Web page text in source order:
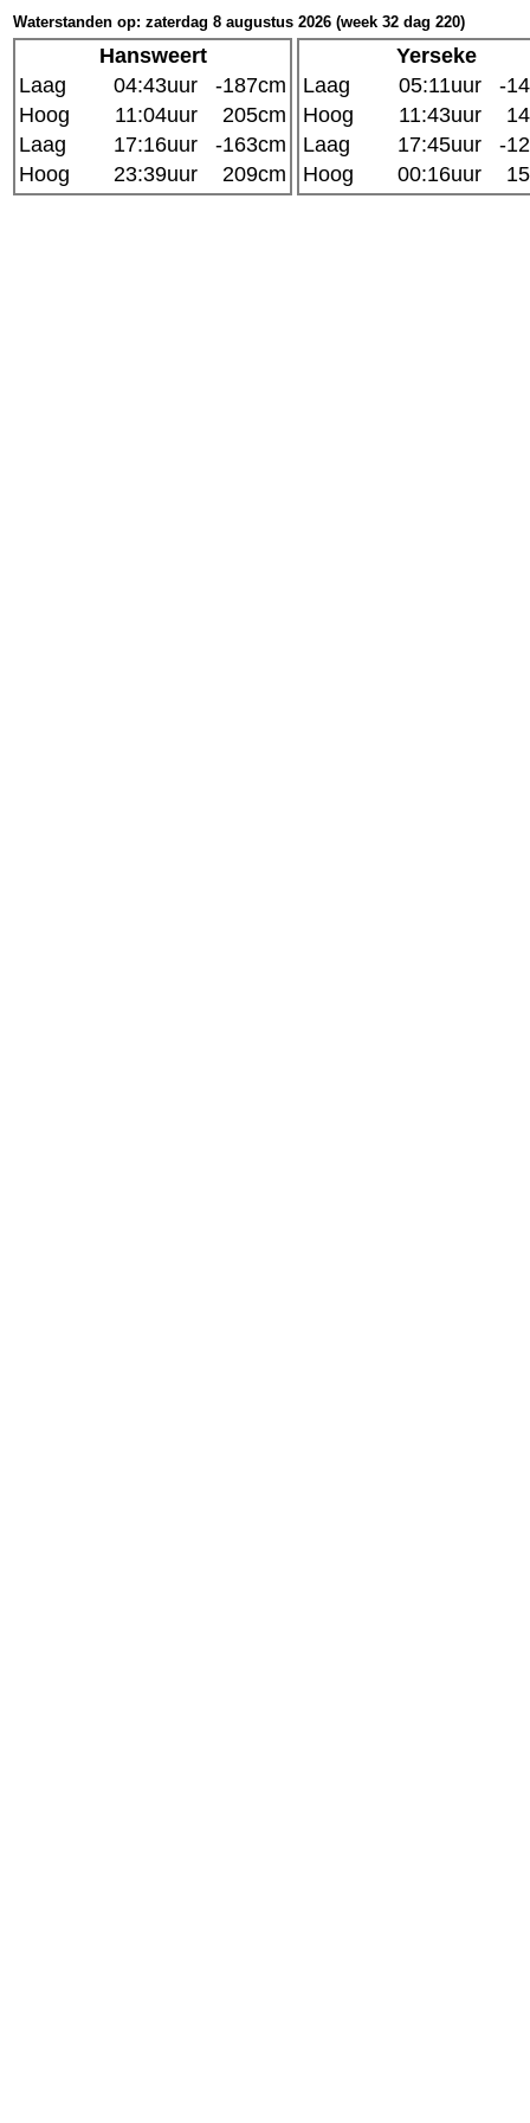
Waterstanden op: zaterdag 8 augustus 2026 (week 32 dag 220)
Hansweert
Laag
04:43uur
-187cm
Hoog
11:04uur
205cm
Laag
17:16uur
-163cm
Hoog
23:39uur 209cm
Yerseke
Laag
05:11uur
-
Hoog
11:43uur
Laag
17:45uur
-
Hoog
00:16uur